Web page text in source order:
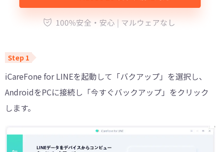
iCareFone for LINEを起動して「バクアップ」を選択し、
AndroidをPCに接続し「今すぐバックアップ」をクリック
します。